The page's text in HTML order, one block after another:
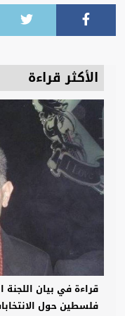
الأكثر قراءة
قراءة في بيان اللجنة
فلسطين حول